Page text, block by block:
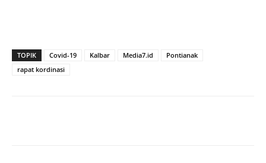
TOPIK Covid-19 Kalbar Media7.id
Pontianak
rapat kordinasi